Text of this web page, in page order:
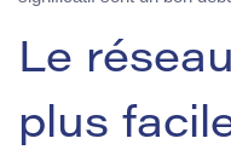
Le
plus